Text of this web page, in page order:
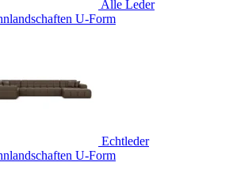
Alle Leder
U-Form
Echtleder
U-Form